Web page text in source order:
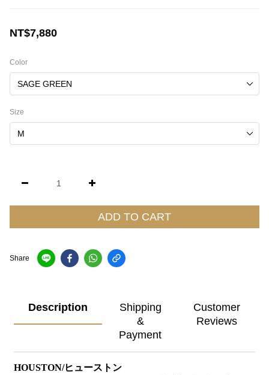
NT$7,880
Color
Size
ADD TO CART
Share
Description
Shipping
&
Payment
Customer
Reviews
HOUSTON/ヒューストン